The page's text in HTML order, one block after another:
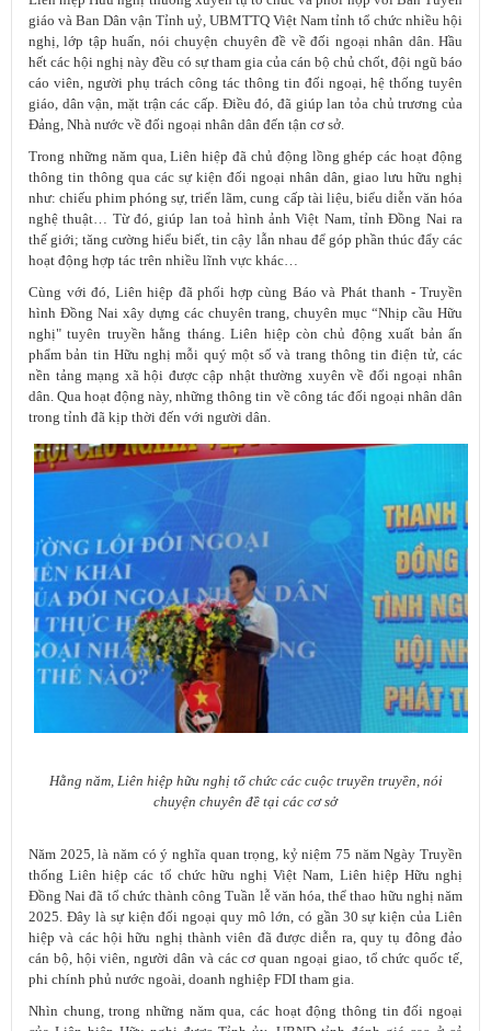
giáo và Ban Dân vận Tỉnh uỷ, UBMTTQ Việt Nam tỉnh tổ chức nhiều hội
nghị, lớp tập huấn, nói chuyện chuyên đề về đối ngoại nhân dân. Hầu
hết các hội nghị này đều có sự tham gia của cán bộ chủ chốt, đội ngũ báo
cáo viên, người phụ trách công tác thông tin đối ngoại, hệ thống tuyên
giáo, dân vận, mặt trận các cấp. Điều đó, đã giúp lan tỏa chủ trương của
Đảng, Nhà nước về đối ngoại nhân dân đến tận cơ sở.
Trong những năm qua, Liên hiệp đã chủ động lồng ghép các hoạt động
thông tin thông qua các sự kiện đối ngoại nhân dân, giao lưu hữu nghị
như: chiếu phim phóng sự, triển lãm, cung cấp tài liệu, biểu diễn văn hóa
nghệ thuật… Từ đó, giúp lan toả hình ảnh Việt Nam, tỉnh Đồng Nai ra
thế giới; tăng cường hiểu biết, tin cậy lẫn nhau để góp phần thúc đẩy các
hoạt động hợp tác trên nhiều lĩnh vực khác…
Cùng với đó, Liên hiệp đã phối hợp cùng Báo và Phát thanh - Truyền
hình Đồng Nai xây dựng các chuyên trang, chuyên mục “Nhịp cầu Hữu
nghị" tuyên truyền hằng tháng. Liên hiệp còn chủ động xuất bản ấn
phẩm bản tin Hữu nghị mỗi quý một số và trang thông tin điện tử, các
nền tảng mạng xã hội được cập nhật thường xuyên về đối ngoại nhân
dân. Qua hoạt động này, những thông tin về công tác đối ngoại nhân dân
trong tỉnh đã kịp thời đến với người dân.
Hằng năm, Liên hiệp hữu nghị tổ chức các cuộc truyền truyền, nói
chuyện chuyên đề tại các cơ sở
Năm 2025, là năm có ý nghĩa quan trọng, kỷ niệm 75 năm Ngày Truyền
thống Liên hiệp các tổ chức hữu nghị Việt Nam, Liên hiệp Hữu nghị
Đồng Nai đã tổ chức thành công Tuần lễ văn hóa, thể thao hữu nghị năm
2025. Đây là sự kiện đối ngoại quy mô lớn, có gần 30 sự kiện của Liên
hiệp và các hội hữu nghị thành viên đã được diễn ra, quy tụ đông đảo
cán bộ, hội viên, người dân và các cơ quan ngoại giao, tổ chức quốc tế,
phi chính phủ nước ngoài, doanh nghiệp FDI tham gia.
Nhìn chung, trong những năm qua, các hoạt động thông tin đối ngoại